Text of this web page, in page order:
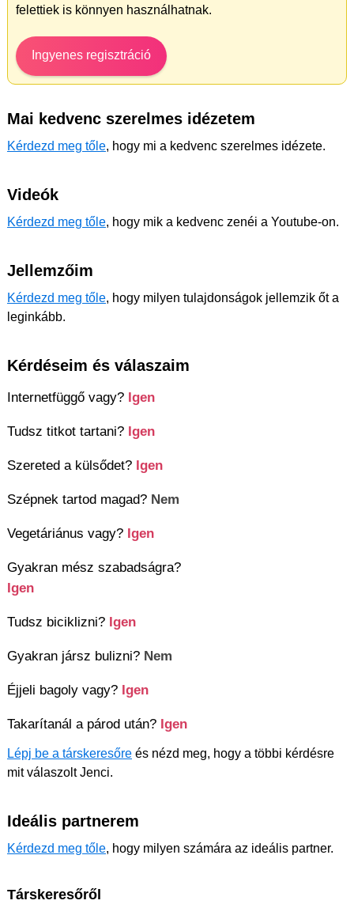
felettiek is könnyen használhatnak.
Ingyenes regisztráció
Mai kedvenc szerelmes idézetem
Kérdezd meg tőle, hogy mi a kedvenc szerelmes idézete.
Videók
Kérdezd meg tőle, hogy mik a kedvenc zenéi a Youtube-on.
Jellemzőim
Kérdezd meg tőle, hogy milyen tulajdonságok jellemzik őt a
leginkább.
Kérdéseim és válaszaim
Internetfüggő vagy? Igen
Tudsz titkot tartani? Igen
Szereted a külsődet? Igen
Szépnek tartod magad? Nem
Vegetáriánus vagy? Igen
Gyakran mész szabadságra?
Igen
Tudsz biciklizni? Igen
Gyakran jársz bulizni? Nem
Éjjeli bagoly vagy? Igen
Takarítanál a párod után? Igen
Lépj be a társkeresőre és nézd meg, hogy a többi kérdésre
mit válaszolt Jenci.
Ideális partnerem
Kérdezd meg tőle, hogy milyen számára az ideális partner.
Társkeresőről